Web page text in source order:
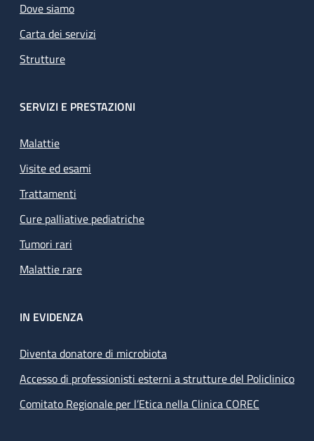
Dove siamo
Carta dei servizi
Strutture
SERVIZI E PRESTAZIONI
Malattie
Visite ed esami
Trattamenti
Cure palliative pediatriche
Tumori rari
Malattie rare
IN EVIDENZA
Diventa donatore di microbiota
Accesso di professionisti esterni a strutture del Policlinico
Comitato Regionale per l’Etica nella Clinica COREC